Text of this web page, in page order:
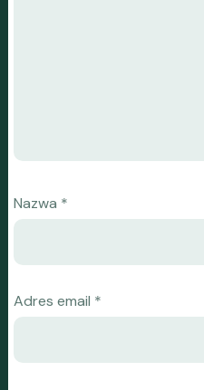
Nazwa *
Adres email *